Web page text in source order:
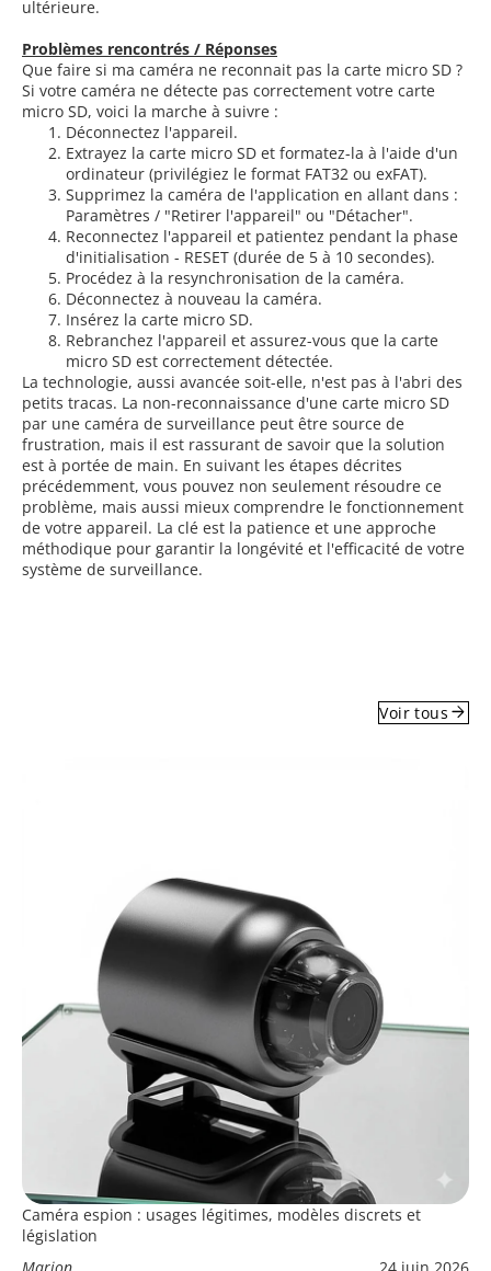
ultérieure.
Problèmes rencontrés / Réponses
Que faire si ma caméra ne reconnait pas la carte micro SD ?
Si votre caméra ne détecte pas correctement votre carte
micro SD, voici la marche à suivre :
Déconnectez l'appareil.
Extrayez la carte micro SD et formatez-la à l'aide d'un
ordinateur (privilégiez le format FAT32 ou exFAT).
Supprimez la caméra de l'application en allant dans :
Paramètres / "Retirer l'appareil" ou "Détacher".
Reconnectez l'appareil et patientez pendant la phase
d'initialisation - RESET (durée de 5 à 10 secondes).
Procédez à la resynchronisation de la caméra.
Déconnectez à nouveau la caméra.
Insérez la carte micro SD.
Rebranchez l'appareil et assurez-vous que la carte
micro SD est correctement détectée.
La technologie, aussi avancée soit-elle, n'est pas à l'abri des
petits tracas. La non-reconnaissance d'une carte micro SD
par une caméra de surveillance peut être source de
frustration, mais il est rassurant de savoir que la solution
est à portée de main. En suivant les étapes décrites
précédemment, vous pouvez non seulement résoudre ce
problème, mais aussi mieux comprendre le fonctionnement
de votre appareil. La clé est la patience et une approche
méthodique pour garantir la longévité et l'efficacité de votre
système de surveillance.
Voir tous arrow_forward
Caméra espion : usages légitimes, modèles discrets et
législation